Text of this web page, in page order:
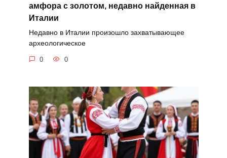
амфора с золотом, недавно найденная в
Италии
Недавно в Италии произошло захватывающее
археологическое
0 0